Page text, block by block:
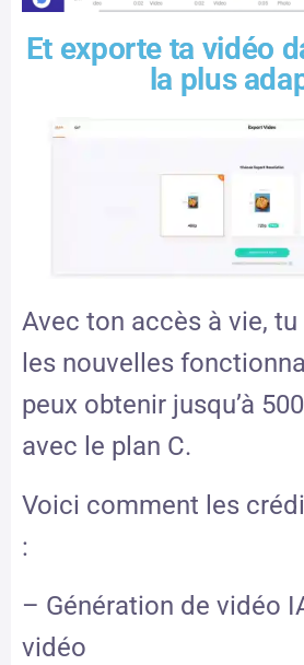
Et exporte ta vidéo
la plus
Avec ton accès à vie,
les nouvelles
peux obtenir jusqu’à
avec le plan C.
Voici comment les
:
– Génération de vidéo
vidéo